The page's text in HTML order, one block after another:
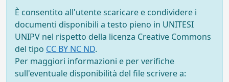
È consentito all'utente scaricare e condividere i
documenti disponibili a testo pieno in UNITESI
UNIPV nel rispetto della licenza Creative Commons
del tipo CC BY NC ND.
Per maggiori informazioni e per verifiche
sull'eventuale disponibilità del file scrivere a: